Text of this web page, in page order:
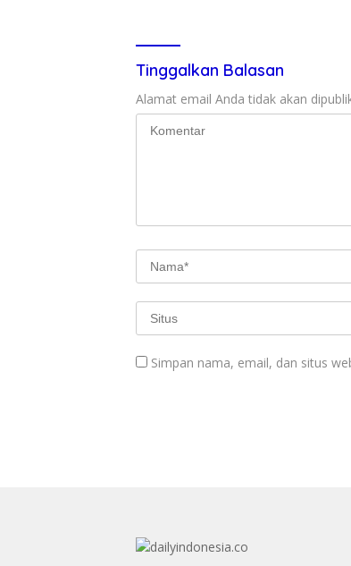
Tinggalkan Balasan
Alamat email Anda tidak akan
Simpan nama, email, dan situs